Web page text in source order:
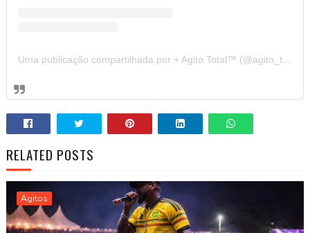
Uma publicação compartilhada por + Agito Total™ (@agito_total)
RELATED POSTS
Agitos